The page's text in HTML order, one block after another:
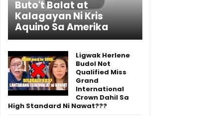
Buto't Balat at
Kalagayan Ni Kris
Aquino Sa Amerika
Ligwak Herlene
Budol Not
Qualified Miss
Grand
International
Crown Dahil Sa
High Standard Ni Nawat???